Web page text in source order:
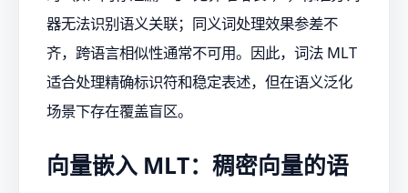
器无法识别语义关联；同义词处理效果参差不
齐，跨语言相似性通常不可用。因此，词法 MLT
适合处理精确标识符和稳定表述，但在语义泛化
场景下存在覆盖盲区。
向量嵌入 MLT：稠密向量的语